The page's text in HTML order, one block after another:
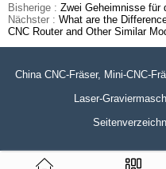
Bisherige : Zwei Geheimnisse für
Nächster : What are the
CNC Router and Other Similar
China CNC-Fräser, Mini-CNC-
Laser-